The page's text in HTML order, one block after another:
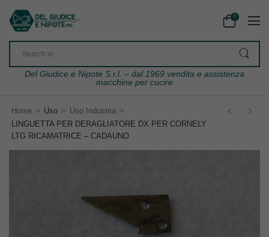
0
Del Giudice e Nipote S.r.l. – dal 1969 vendita e assistenza
macchine per cucire
Home > Uso > Uso Industria >
LINGUETTA PER DERAGLIATORE DX PER CORNELY
LTG RICAMATRICE – CADAUNO